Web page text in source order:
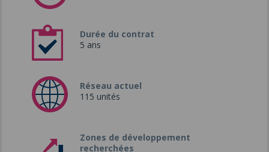
Durée du contrat
5 ans
Réseau actuel
115 unités
Zones de développement
recherchées